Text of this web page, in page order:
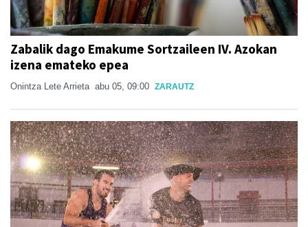
Zabalik dago Emakume Sortzaileen IV. Azokan
izena emateko epea
Onintza Lete Arrieta abu 05, 09:00 ZARAUTZ